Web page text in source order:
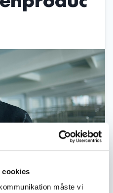
cookies
måste vi
för kvalitet och
kommer